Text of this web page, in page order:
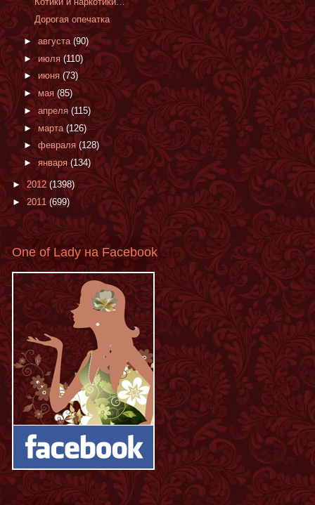
Дорогая опечатка
►августа (90)
► июля(110)
► июня (73)
► мая(85)
► апреля (115)
►марта (126)
► февраля(128)
► января (134)
► 2012 (1398)
►2011 (699)
One of Lady на Facebook